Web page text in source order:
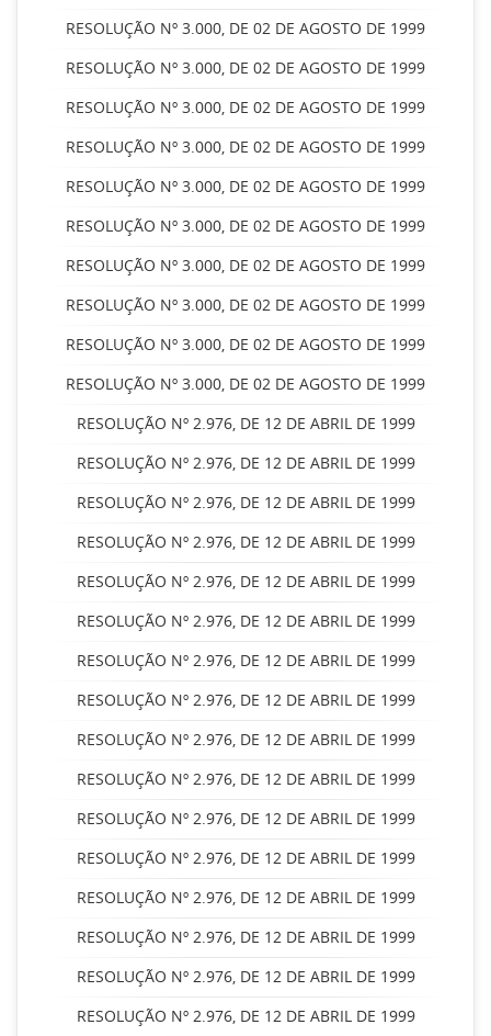
RESOLUÇÃO Nº 3.000, DE 02 DE AGOSTO DE 1999
RESOLUÇÃO Nº 3.000, DE 02 DE AGOSTO DE 1999
RESOLUÇÃO Nº 3.000, DE 02 DE AGOSTO DE 1999
RESOLUÇÃO Nº 3.000, DE 02 DE AGOSTO DE 1999
RESOLUÇÃO Nº 3.000, DE 02 DE AGOSTO DE 1999
RESOLUÇÃO Nº 3.000, DE 02 DE AGOSTO DE 1999
RESOLUÇÃO Nº 3.000, DE 02 DE AGOSTO DE 1999
RESOLUÇÃO Nº 3.000, DE 02 DE AGOSTO DE 1999
RESOLUÇÃO Nº 3.000, DE 02 DE AGOSTO DE 1999
RESOLUÇÃO Nº 3.000, DE 02 DE AGOSTO DE 1999
RESOLUÇÃO Nº 2.976, DE 12 DE ABRIL DE 1999
RESOLUÇÃO Nº 2.976, DE 12 DE ABRIL DE 1999
RESOLUÇÃO Nº 2.976, DE 12 DE ABRIL DE 1999
RESOLUÇÃO Nº 2.976, DE 12 DE ABRIL DE 1999
RESOLUÇÃO Nº 2.976, DE 12 DE ABRIL DE 1999
RESOLUÇÃO Nº 2.976, DE 12 DE ABRIL DE 1999
RESOLUÇÃO Nº 2.976, DE 12 DE ABRIL DE 1999
RESOLUÇÃO Nº 2.976, DE 12 DE ABRIL DE 1999
RESOLUÇÃO Nº 2.976, DE 12 DE ABRIL DE 1999
RESOLUÇÃO Nº 2.976, DE 12 DE ABRIL DE 1999
RESOLUÇÃO Nº 2.976, DE 12 DE ABRIL DE 1999
RESOLUÇÃO Nº 2.976, DE 12 DE ABRIL DE 1999
RESOLUÇÃO Nº 2.976, DE 12 DE ABRIL DE 1999
RESOLUÇÃO Nº 2.976, DE 12 DE ABRIL DE 1999
RESOLUÇÃO Nº 2.976, DE 12 DE ABRIL DE 1999
RESOLUÇÃO Nº 2.976, DE 12 DE ABRIL DE 1999